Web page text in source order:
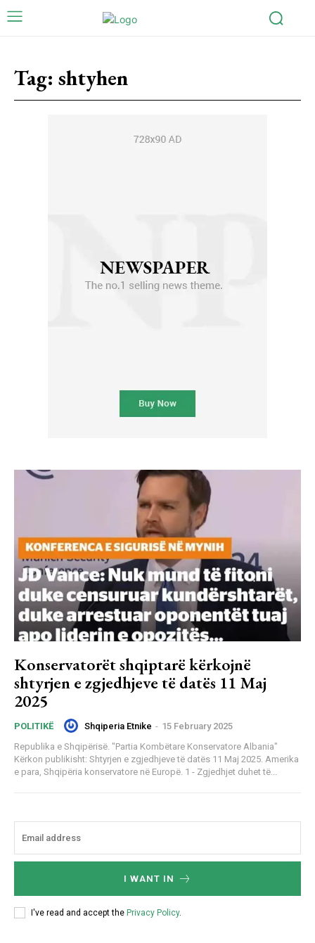
Tag: shtyhen
Konservatorët shqiptarë kërkojnë
shtyrjen e zgjedhjeve të datës 11 Maj
2025
POLITIKË Shqiperia Etnike - 15 February 2025
Republika e Shqipërisë. "Partia Kombëtare Konservatore Albania"
Kërkon publikisht: Shtyrjen e zgjedhjeve të datës 11 Maj 2025. Amerika
e para, Shqipëria konservatore në Europë. 1 - Zgjedhjet duhet të...
I WANT IN
I've read and accept the Privacy Policy.